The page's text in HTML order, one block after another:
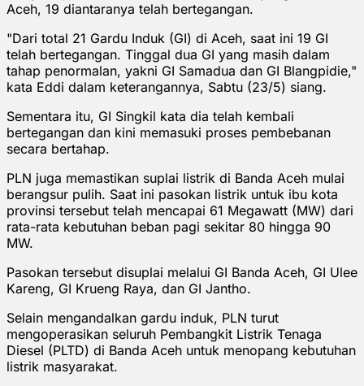
Aceh, 19 diantaranya telah bertegangan.
"Dari total 21 Gardu Induk (GI) di Aceh, saat ini 19 GI
telah bertegangan. Tinggal dua GI yang masih dalam
tahap penormalan, yakni GI Samadua dan GI Blangpidie,"
kata Eddi dalam keterangannya, Sabtu (23/5) siang.
Sementara itu, GI Singkil kata dia telah kembali
bertegangan dan kini memasuki proses pembebanan
secara bertahap.
PLN juga memastikan suplai listrik di Banda Aceh mulai
berangsur pulih. Saat ini pasokan listrik untuk ibu kota
provinsi tersebut telah mencapai 61 Megawatt (MW) dari
rata-rata kebutuhan beban pagi sekitar 80 hingga 90
MW.
Pasokan tersebut disuplai melalui GI Banda Aceh, GI Ulee
Kareng, GI Krueng Raya, dan GI Jantho.
Selain mengandalkan gardu induk, PLN turut
mengoperasikan seluruh Pembangkit Listrik Tenaga
Diesel (PLTD) di Banda Aceh untuk menopang kebutuhan
listrik masyarakat.